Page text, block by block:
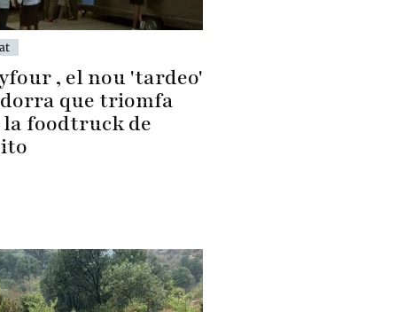
, el nou 'tardeo'
que triomfa
la foodtruck de